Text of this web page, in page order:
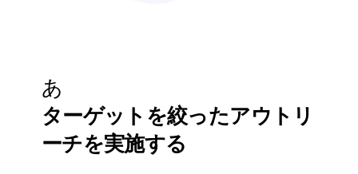
あ
ターゲットを絞ったアウトリ
ーチを実施する